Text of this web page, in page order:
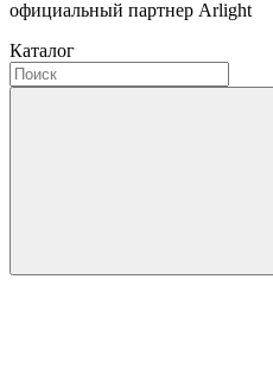
официальный партнер Arlight
Каталог